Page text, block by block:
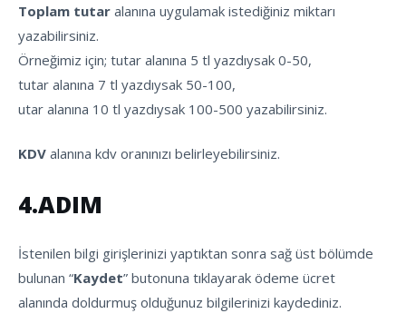
Toplam tutar alanına uygulamak istediğiniz miktarı
yazabilirsiniz.
Örneğimiz için; tutar alanına 5 tl yazdıysak 0-50,
tutar alanına 7 tl yazdıysak 50-100,
utar alanına 10 tl yazdıysak 100-500 yazabilirsiniz.
KDV alanına kdv oranınızı belirleyebilirsiniz.
4.ADIM
İstenilen bilgi girişlerinizi yaptıktan sonra sağ üst bölümde
bulunan “Kaydet” butonuna tıklayarak ödeme ücret
alanında doldurmuş olduğunuz bilgilerinizi kaydediniz.